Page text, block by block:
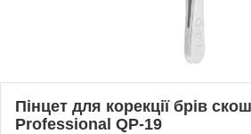
Пінцет для корекції брів
Professional QP-19